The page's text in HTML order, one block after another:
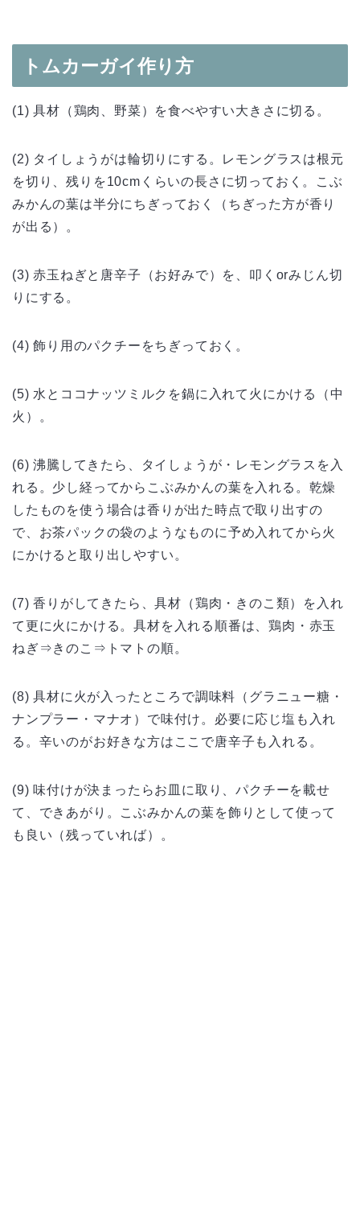
トムカーガイ作り方
(1) 具材（鶏肉、野菜）を食べやすい大きさに切る。
(2) タイしょうがは輪切りにする。レモングラスは根元
を切り、残りを10cmくらいの長さに切っておく。こぶ
みかんの葉は半分にちぎっておく（ちぎった方が香り
が出る）。
(3) 赤玉ねぎと唐辛子（お好みで）を、叩くorみじん切
りにする。
(4) 飾り用のパクチーをちぎっておく。
(5) 水とココナッツミルクを鍋に入れて火にかける（中
火）。
(6) 沸騰してきたら、タイしょうが・レモングラスを入
れる。少し経ってからこぶみかんの葉を入れる。乾燥
したものを使う場合は香りが出た時点で取り出すの
で、お茶パックの袋のようなものに予め入れてから火
にかけると取り出しやすい。
(7) 香りがしてきたら、具材（鶏肉・きのこ類）を入れ
て更に火にかける。具材を入れる順番は、鶏肉・赤玉
ねぎ⇒きのこ⇒トマトの順。
(8) 具材に火が入ったところで調味料（グラニュー糖・
ナンプラー・マナオ）で味付け。必要に応じ塩も入れ
る。辛いのがお好きな方はここで唐辛子も入れる。
(9) 味付けが決まったらお皿に取り、パクチーを載せ
て、できあがり。こぶみかんの葉を飾りとして使って
も良い（残っていれば）。